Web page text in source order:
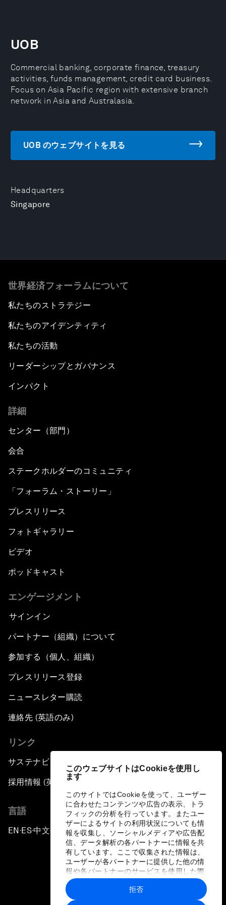
このウェブサイトはCookieを使用し
ます
このサイトではCookieを使って、ユーザー
に合わせたコンテンツや広告の表示、トラ
フィックの分析を行っています。またユー
ザーによるサイトの利用状況についても情
報を収集し、ソーシャルメディアや広告配
信、データ解析の各パートナーに情報を共
有しています。ここで収集された情報は、
ユーザーが各パートナーに提供した他の情
報や各パートナーのサービスを使用した際
に収集された情報と組み合わされ、各パー
トナーによって使用されることがありま
す。
拒否
Headquarters
Singapore
UOB
Commercial banking, corporate finance, treasury
activities, funds management, credit card business.
Focus on Asia Pacific region with extensive branch
network in Asia and Australasia.
UOB のウェブサイトを見る
世界経済フォーラムについて
私たちのストラテジー
私たちのアイデンティティ
私たちの活動
リーダーシップとガバナンス
インパクト
詳細
センター（部門）
会合
ステークホルダーのコミュニティ
「フォーラム・ストーリー」
プレスリリース
フォトギャラリー
ビデオ
ポッドキャスト
エンゲージメント
サインイン
パートナー（組織）について
参加する（個人、組織）
プレスリリース登録
ニュースレター購読
連絡先 (英語のみ)
リンク
サステナビリティへの取り組み
採用情報 (英語のみ)
言語
EN ▪ES▪中文▪ 日本語
プライバシーポリシーと利用規約